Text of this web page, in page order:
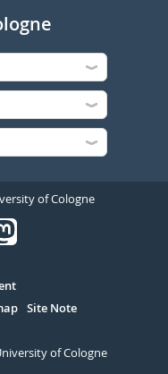
of Cologne
Site Note
of Cologne